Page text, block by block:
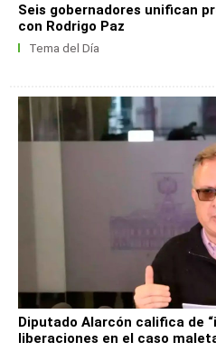
Seis gobernadores unifican
con Rodrigo Paz
Tema del Día
Diputado Alarcón califica de
liberaciones en el caso